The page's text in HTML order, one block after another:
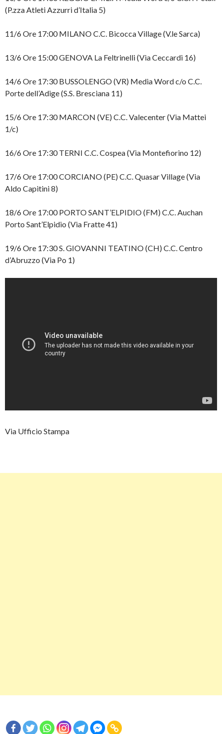
(P.zza Atleti Azzurri d’Italia 5)
11/6 Ore 17:00 MILANO C.C. Bicocca Village (V.le Sarca)
13/6 Ore 15:00 GENOVA La Feltrinelli (Via Ceccardi 16)
14/6 Ore 17:30 BUSSOLENGO (VR) Media Word c/o C.C.
Porte dell’Adige (S.S. Bresciana 11)
15/6 Ore 17:30 MARCON (VE) C.C. Valecenter (Via Mattei
1/c)
16/6 Ore 17:30 TERNI C.C. Cospea (Via Montefiorino 12)
17/6 Ore 17:00 CORCIANO (PE) C.C. Quasar Village (Via
Aldo Capitini 8)
18/6 Ore 17:00 PORTO SANT’ELPIDIO (FM) C.C. Auchan
Porto Sant’Elpidio (Via Fratte 41)
19/6 Ore 17:30 S. GIOVANNI TEATINO (CH) C.C. Centro
d’Abruzzo (Via Po 1)
Via Ufficio Stampa